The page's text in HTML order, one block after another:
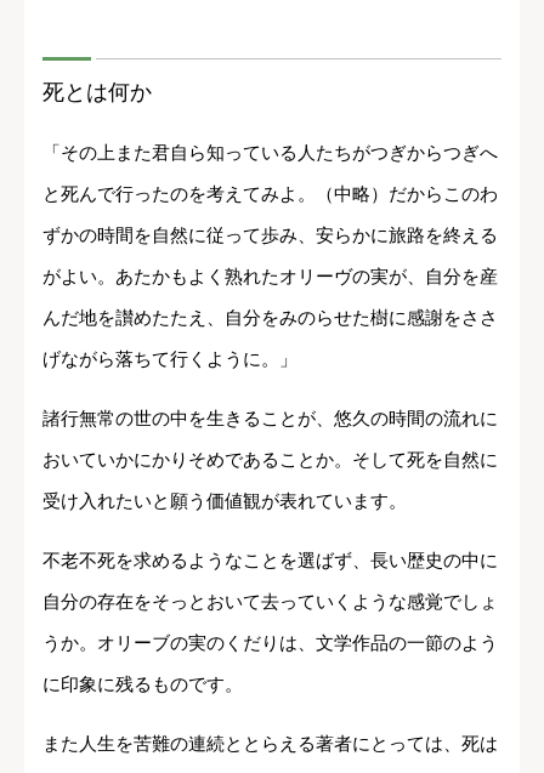
死とは何か
「その上また君自ら知っている人たちがつぎからつぎへ
と死んで行ったのを考えてみよ。（中略）だからこのわ
ずかの時間を自然に従って歩み、安らかに旅路を終える
がよい。あたかもよく熟れたオリーヴの実が、自分を産
んだ地を讃めたたえ、自分をみのらせた樹に感謝をささ
げながら落ちて行くように。」
諸行無常の世の中を生きることが、悠久の時間の流れに
おいていかにかりそめであることか。そして死を自然に
受け入れたいと願う価値観が表れています。
不老不死を求めるようなことを選ばず、長い歴史の中に
自分の存在をそっとおいて去っていくような感覚でしょ
うか。オリーブの実のくだりは、文学作品の一節のよう
に印象に残るものです。
また人生を苦難の連続ととらえる著者にとっては、死は